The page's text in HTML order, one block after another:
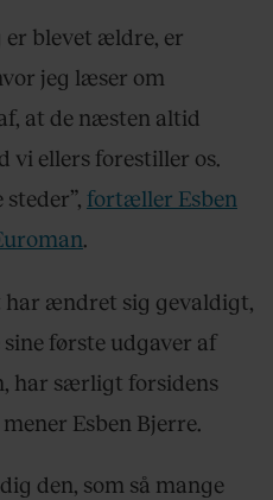
er blevet ældre, er
jeg læser om
at de næsten altid
vi ellers forestiller os.
fortæller Esben
.
har ændret sig gevaldigt,
første udgaver af
har særligt forsidens
Esben Bjerre.
den, som så mange